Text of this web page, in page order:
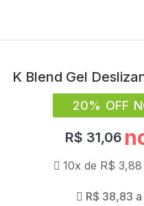
K Blend Gel
20% OFF
R$ 31,06
10x de R$ 3,88
R$ 38,83